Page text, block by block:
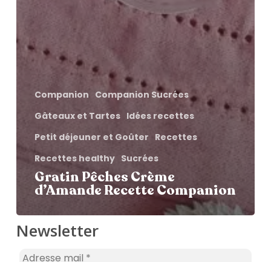
Companion Companion Sucrées
Gâteaux et Tartes Idées recettes
Petit déjeuner et Goûter Recettes
Recettes healthy Sucrées
Gratin Pêches Crème
d’Amande Recette Companion
Newsletter